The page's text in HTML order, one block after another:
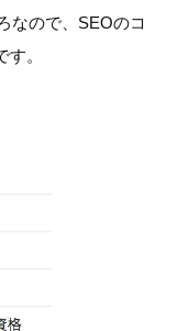
なので、SEOのコ
。